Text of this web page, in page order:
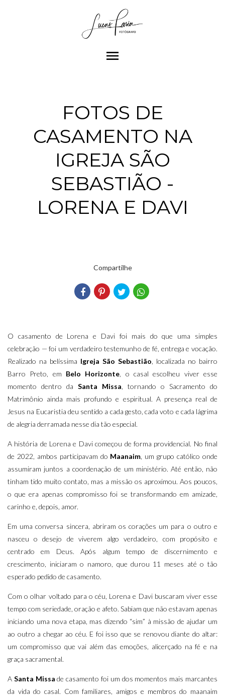
menu
FOTOS DE
CASAMENTO NA
IGREJA SÃO
SEBASTIÃO -
LORENA E DAVI
Compartilhe
O casamento de Lorena e Davi foi mais do que uma simples
celebração — foi um verdadeiro testemunho de fé, entrega e vocação.
Realizado na belíssima Igreja São Sebastião, localizada no bairro
Barro Preto, em Belo Horizonte, o casal escolheu viver esse
momento dentro da Santa Missa, tornando o Sacramento do
Matrimônio ainda mais profundo e espiritual. A presença real de
Jesus na Eucaristia deu sentido a cada gesto, cada voto e cada lágrima
de alegria derramada nesse dia tão especial.
A história de Lorena e Davi começou de forma providencial. No final
de 2022, ambos participavam do Maanaim, um grupo católico onde
assumiram juntos a coordenação de um ministério. Até então, não
tinham tido muito contato, mas a missão os aproximou. Aos poucos,
o que era apenas compromisso foi se transformando em amizade,
carinho e, depois, amor.
Em uma conversa sincera, abriram os corações um para o outro e
nasceu o desejo de viverem algo verdadeiro, com propósito e
centrado em Deus. Após algum tempo de discernimento e
crescimento, iniciaram o namoro, que durou 11 meses até o tão
esperado pedido de casamento.
Com o olhar voltado para o céu, Lorena e Davi buscaram viver esse
tempo com seriedade, oração e afeto. Sabiam que não estavam apenas
iniciando uma nova etapa, mas dizendo “sim” à missão de ajudar um
ao outro a chegar ao céu. E foi isso que se renovou diante do altar:
um compromisso que vai além das emoções, alicerçado na fé e na
graça sacramental.
A Santa Missa de casamento foi um dos momentos mais marcantes
da vida do casal. Com familiares, amigos e membros do maanaim